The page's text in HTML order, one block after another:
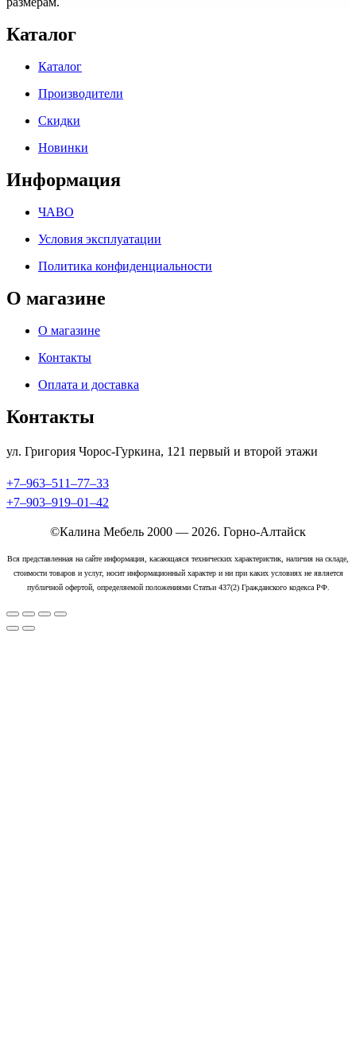
Каталог
Каталог
Производители
Скидки
Новинки
Информация
ЧАВО
Условия эксплуатации
Политика конфиденциальности
О магазине
О магазине
Контакты
Оплата и доставка
Контакты
ул. Григория Чорос-Гуркина, 121 ​первый и второй этажи
+7‒963‒511‒77‒33
+7‒903‒919‒01‒42
©Калина Мебель 2000 — 2026. Горно-Алтайск
Вся представленная на сайте информация, касающаяся технических характеристик, наличия на складе,
стоимости товаров и услуг, носит информационный характер и ни при каких условиях не является
публичной офертой, определяемой положениями Статьи 437(2) Гражданского кодекса РФ.